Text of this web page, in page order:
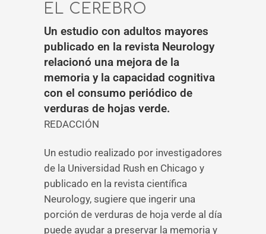
EL CEREBRO
Un estudio con adultos mayores
publicado en la revista Neurology
relacionó una mejora de la
memoria y la capacidad cognitiva
con el consumo periódico de
verduras de hojas verde.
REDACCIÓN
Un estudio realizado por investigadores
de la Universidad Rush en Chicago y
publicado en la revista científica
Neurology, sugiere que ingerir una
porción de verduras de hoja verde al día
puede ayudar a preservar la memoria y